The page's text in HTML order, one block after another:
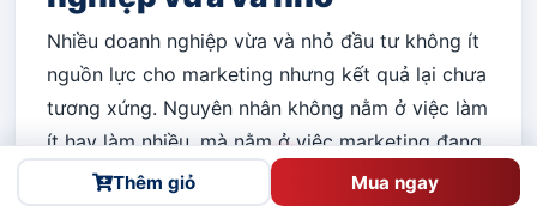
Nhiều doanh nghiệp vừa và nhỏ đầu tư không ít
nguồn lực cho marketing nhưng kết quả lại chưa
tương xứng. Nguyên nhân không nằm ở việc làm
ít hay làm nhiều, mà nằm ở việc marketing đang
được triển khai như những hoạt động rời rạc,
thiếu chiến lược, thiếu quy trình và thiếu hệ
Thêm giỏ Mua ngay
Facebook
Gọi điện
Zalo